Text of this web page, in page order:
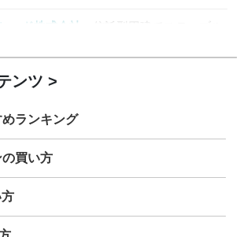
ード株式会社
信託型円建てステーブル
ンツ
ランキング
の買い方